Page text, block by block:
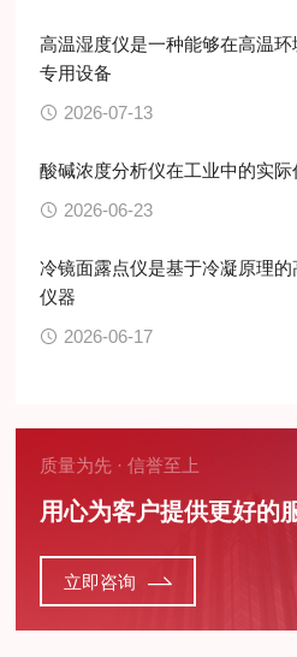
高温湿度仪是一种能够在高温
专用设备
2026-07-13
酸碱浓度分析仪在工业中的实际
2026-06-23
冷镜面露点仪是基于冷凝原理
仪器
2026-06-17
质量为先 · 信誉至上
用心为客户提供更好的
立即咨询